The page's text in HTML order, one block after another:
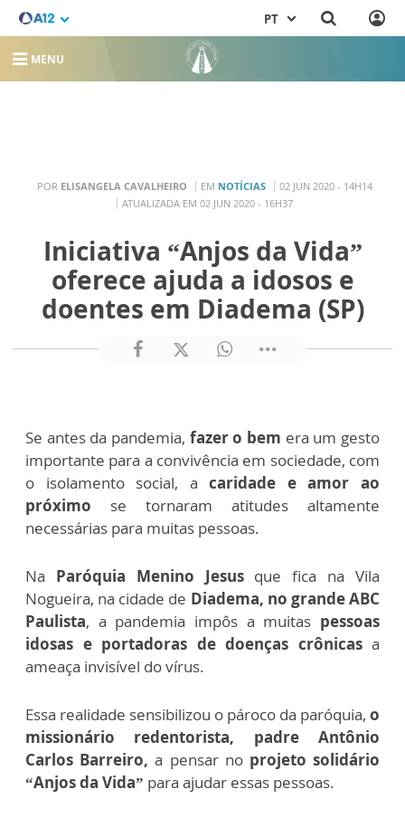
PT
MENU
POR ELISANGELA CAVALHEIRO EM NOTÍCIAS
02 JUN 2020 - 14H14
ATUALIZADA EM 02 JUN 2020 - 16H37
Iniciativa “Anjos da Vida”
oferece ajuda a idosos e
doentes em Diadema (SP)
Se antes da pandemia, fazer o bem era um gesto
importante para a convivência em sociedade, com
o isolamento social, acaridade e amor ao
próximo se tornaram atitudes altamente
necessárias para muitas pessoas.
Na Paróquia Menino Jesusque fica na Vila
Nogueira, na cidade de Diadema, no grande ABC
Paulista, a pandemia impôs a muitas pessoas
idosas e portadoras de doenças crônicasa
ameaça invisível do vírus.
Essa realidade sensibilizou o pároco da paróquia, o
missionário redentorista, padre Antônio
Carlos Barreiro, a pensar no projeto solidário
“Anjos da Vida” para ajudar essas pessoas.